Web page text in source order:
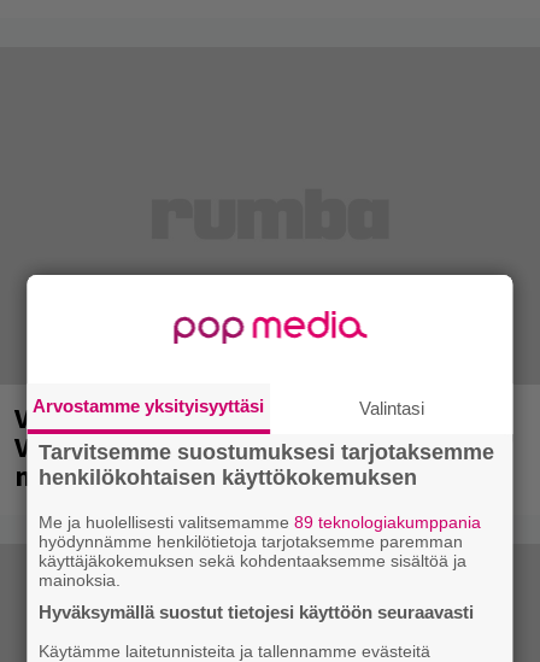
Valtava Yle 100 vuotta -tapahtuma
Veikkaus Arenalla syyskuussa – muista
myös metalliklassikot-konsertti
Arvostamme yksityisyyttäsi Valintasi
Tarvitsemme suostumuksesi tarjotaksemme
henkilökohtaisen käyttökokemuksen
Me ja huolellisesti valitsemamme89 teknologiakumppania
hyödynnämme henkilötietoja tarjotaksemme paremman
käyttäjäkokemuksen sekä kohdentaaksemme sisältöä ja
mainoksia.
Hyväksymällä suostut tietojesi käyttöön seuraavasti
Käytämme laitetunnisteita ja tallennamme evästeitä